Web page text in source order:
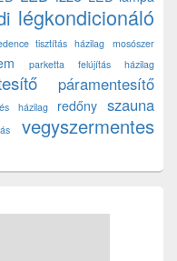
légkondicionáló
tisztítás házilag
mosószer
parketta felújítás házilag
páramentesítő
házilag redőny szauna
vegyszermentes